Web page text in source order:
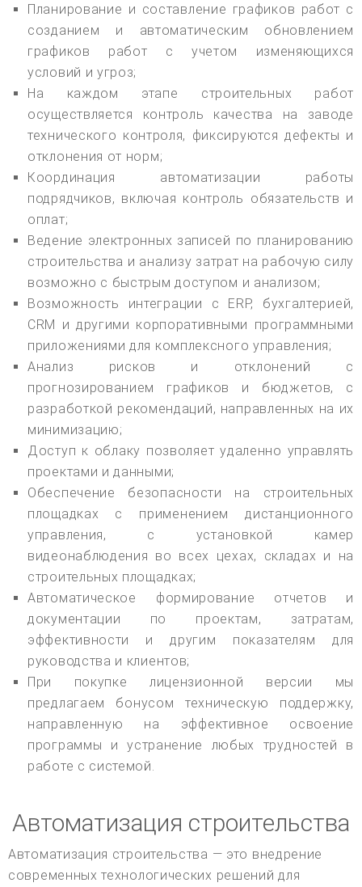
Планирование и составление графиков работ с
созданием и автоматическим обновлением
графиков работ с учетом изменяющихся
условий и угроз;
На каждом этапе строительных работ
осуществляется контроль качества на заводе
технического контроля, фиксируются дефекты и
отклонения от норм;
Координация автоматизации работы
подрядчиков, включая контроль обязательств и
оплат;
Ведение электронных записей по планированию
строительства и анализу затрат на рабочую силу
возможно с быстрым доступом и анализом;
Возможность интеграции с ERP, бухгалтерией,
CRM и другими корпоративными программными
приложениями для комплексного управления;
Анализ рисков и отклонений с
прогнозированием графиков и бюджетов, с
разработкой рекомендаций, направленных на их
минимизацию;
Доступ к облаку позволяет удаленно управлять
проектами и данными;
Обеспечение безопасности на строительных
площадках с применением дистанционного
управления, с установкой камер
видеонаблюдения во всех цехах, складах и на
строительных площадках;
Автоматическое формирование отчетов и
документации по проектам, затратам,
эффективности и другим показателям для
руководства и клиентов;
При покупке лицензионной версии мы
предлагаем бонусом техническую поддержку,
направленную на эффективное освоение
программы и устранение любых трудностей в
работе с системой.
Автоматизация строительства
Автоматизация строительства — это внедрение
современных технологических решений для